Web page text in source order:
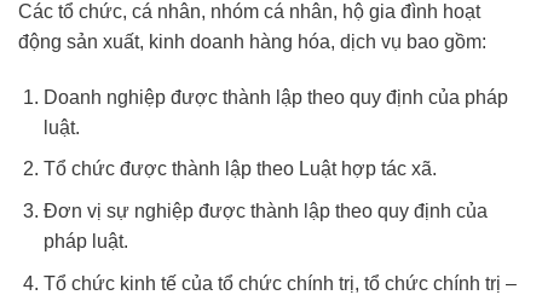
Các tổ chức, cá nhân, nhóm cá nhân, hộ gia đình hoạt
động sản xuất, kinh doanh hàng hóa, dịch vụ bao gồm:
Doanh nghiệp được thành lập theo quy định của pháp
luật.
Tổ chức được thành lập theo Luật hợp tác xã.
Đơn vị sự nghiệp được thành lập theo quy định của
pháp luật.
Tổ chức kinh tế của tổ chức chính trị, tổ chức chính trị –